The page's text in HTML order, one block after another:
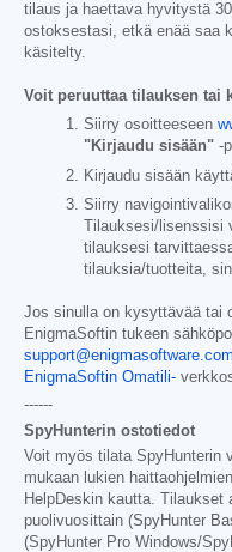
tilaus ja haettava hyvitystä
ostoksestasi, etkä enää saa
käsitelty.
Voit peruuttaa tilauksen tai
Siirry osoitteeseen
"Kirjaudu sisään" -
Kirjaudu sisään
Siirry
Tilauksesi/lisenssisi
tilauksesi
tilauksia/tuotteita,
Jos sinulla on kysyttävää tai
EnigmaSoftin tukeen
support@enigmasoftware.com
EnigmaSoftin Omatili-
------
SpyHunterin ostotiedot
Voit myös tilata SpyHunterin
mukaan lukien
HelpDeskin kautta. Tilaukset
puolivuosittain (SpyHunter
(SpyHunter Pro Windows/